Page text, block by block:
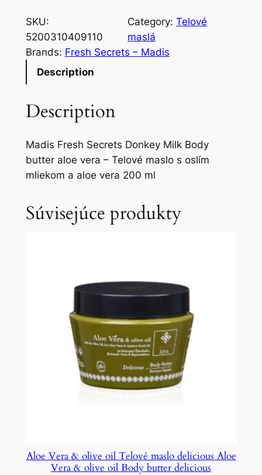
SKU:
5200310409110
Category:Telové
maslá
Brands: Fresh Secrets – Madis
Description
Description
Madis Fresh Secrets Donkey Milk Body
butter aloe vera – Telové maslo s oslím
mliekom a aloe vera 200 ml
Súvisejúce produkty
Aloe Vera & olive oil Telové maslo delicious Aloe
Vera & olive oil Body butter delicious